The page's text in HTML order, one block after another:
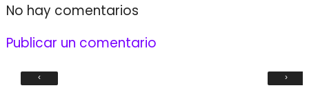
No hay comentarios
Publicar un comentario
‹ ›